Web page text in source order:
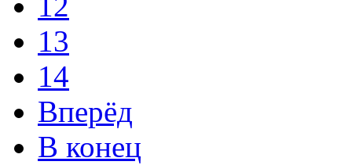
13
14
Вперёд
В конец